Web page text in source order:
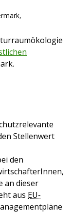
,
Stellenwert
den
an dieser
aus EU-